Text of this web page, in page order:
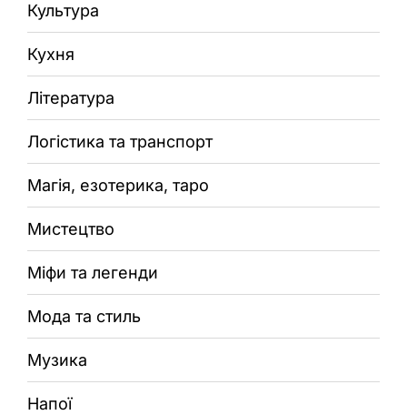
Культура
Кухня
Література
Логістика та транспорт
Магія, езотерика, таро
Мистецтво
Міфи та легенди
Мода та стиль
Музика
Напої